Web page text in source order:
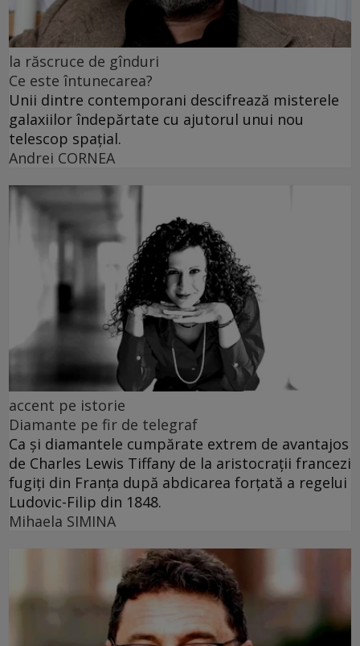
la răscruce de gînduri
Ce este întunecarea?
Unii dintre contemporani descifrează misterele
galaxiilor îndepărtate cu ajutorul unui nou
telescop spațial.
Andrei CORNEA
accent pe istorie
Diamante pe fir de telegraf
Ca și diamantele cumpărate extrem de avantajos
de Charles Lewis Tiffany de la aristocrații francezi
fugiți din Franța după abdicarea forțată a regelui
Ludovic-Filip din 1848.
Mihaela SIMINA